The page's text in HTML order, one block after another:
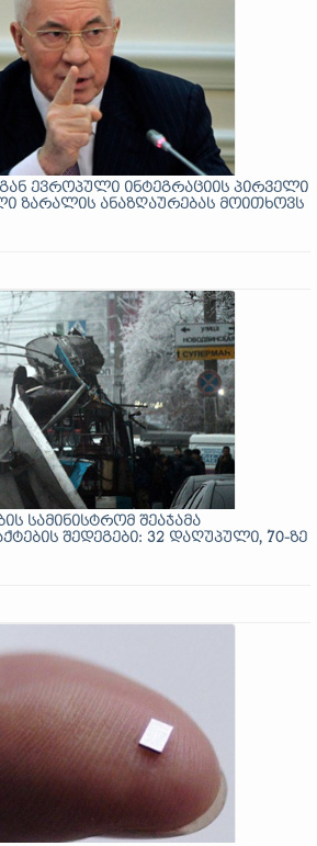
ევროპული ინტეგრაციის პირველი
ზარალის ანაზღაურებას მოითხოვს
სამინისტრომ შეაჯამა
შედეგები: 32 დაღუპული, 70-ზე